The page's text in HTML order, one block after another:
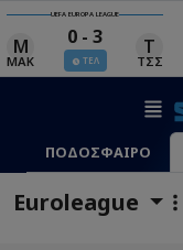
UEFA EUROPA LEAGUE
Σ 0 - 0
ΤΕΛ ΠΆΦ
ΠΟΔΟΣΦΑΙΡΟ
Euroleague